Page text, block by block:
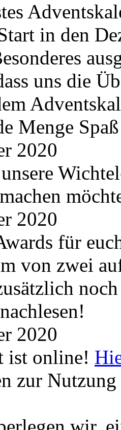
in den
uns die
Menge
2020
2020
für
von zwei
2020
ist online!
zur